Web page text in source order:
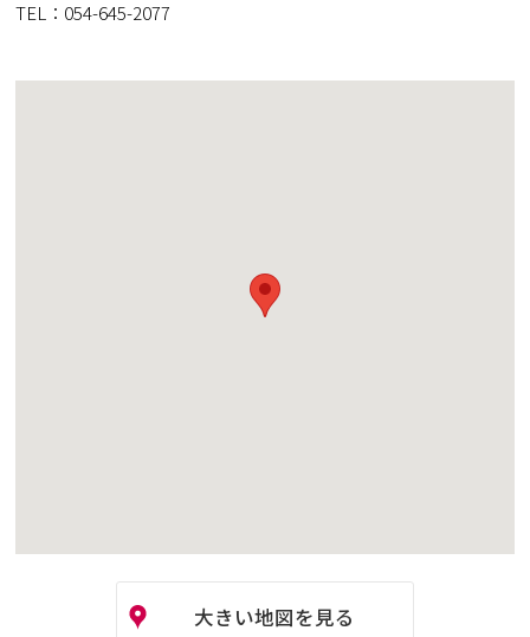
TEL：054-645-2077
大きい地図を見る